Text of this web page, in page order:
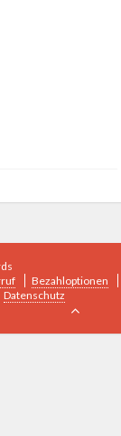
Bezahloptionen
Datenschutz